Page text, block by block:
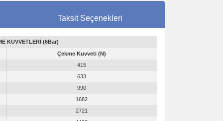
Taksit Seçenekleri
KUVVETLERİ (6Bar)
Çekme Kuvveti (N)
415
633
990
1682
2721